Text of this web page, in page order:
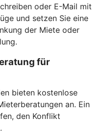
oder E-Mail mit
und setzen Sie eine
der Miete oder
für
bieten kostenlose
an. Ein
den Konflikt